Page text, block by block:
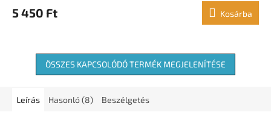
5 450 Ft Kosárba
ÖSSZES KAPCSOLÓDÓ TERMÉK MEGJELENÍTÉSE
Leírás Hasonló (8) Beszélgetés